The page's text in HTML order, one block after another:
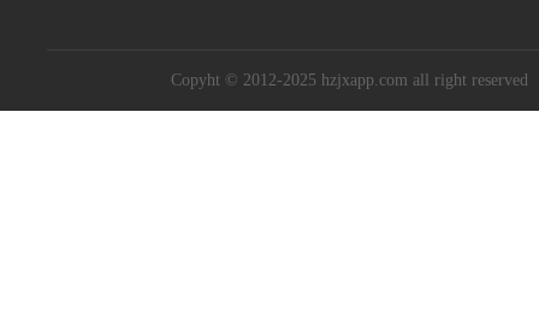
Copyht © 2012-2025 hzjxapp.com all right reserved